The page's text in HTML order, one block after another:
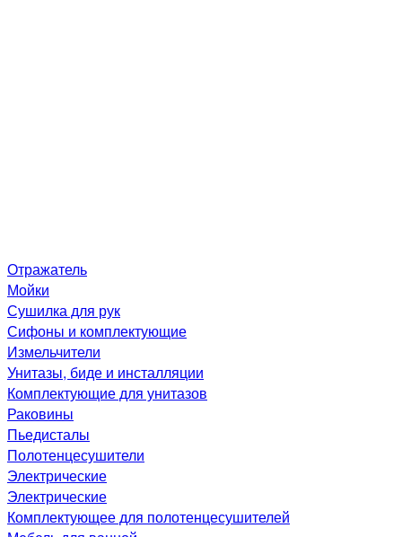
Отражатель
Мойки
Сушилка для рук
Сифоны и комплектующие
Измельчители
Унитазы, биде и инсталляции
Комплектующие для унитазов
Раковины
Пьедисталы
Полотенцесушители
Электрические
Электрические
Комплектующее для полотенцесушителей